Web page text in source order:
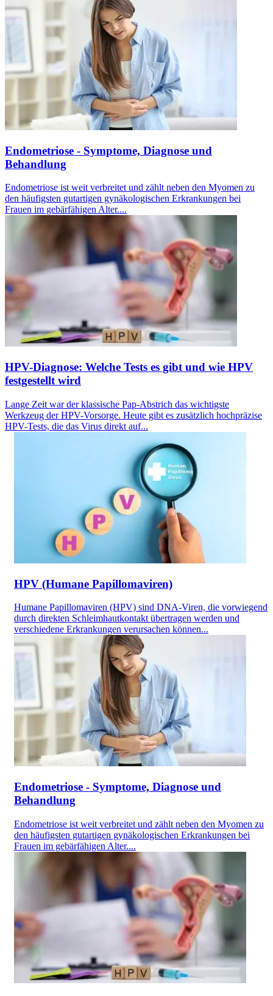
Endometriose - Symptome, Diagnose und
Behandlung
Endometriose ist weit verbreitet und zählt neben den Myomen zu
den häufigsten gutartigen gynäkologischen Erkrankungen bei
Frauen im gebärfähigen Alter....
HPV-Diagnose: Welche Tests es gibt und wie HPV
festgestellt wird
Lange Zeit war der klassische Pap-Abstrich das wichtigste
Werkzeug der HPV-Vorsorge. Heute gibt es zusätzlich hochpräzise
HPV-Tests, die das Virus direkt auf...
HPV (Humane Papillomaviren)
Humane Papillomaviren (HPV) sind DNA-Viren, die vorwiegend
durch direkten Schleimhautkontakt übertragen werden und
verschiedene Erkrankungen verursachen können...
Endometriose - Symptome, Diagnose und
Behandlung
Endometriose ist weit verbreitet und zählt neben den Myomen zu
den häufigsten gutartigen gynäkologischen Erkrankungen bei
Frauen im gebärfähigen Alter....